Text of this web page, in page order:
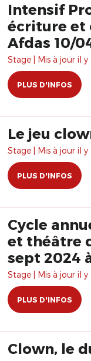
Intensif
écriture et
Afdas 10/
Stage | Mis à jour il y
PLUS D'INFOS
Le jeu
Stage | Mis à jour il y
PLUS D'INFOS
Cycle
et théâtre
sept 2024
Stage | Mis à jour il y
PLUS D'INFOS
Clown, le